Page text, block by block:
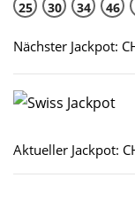
25 30 34 46
Nächster Jackpot:
Aktueller Jackpot: